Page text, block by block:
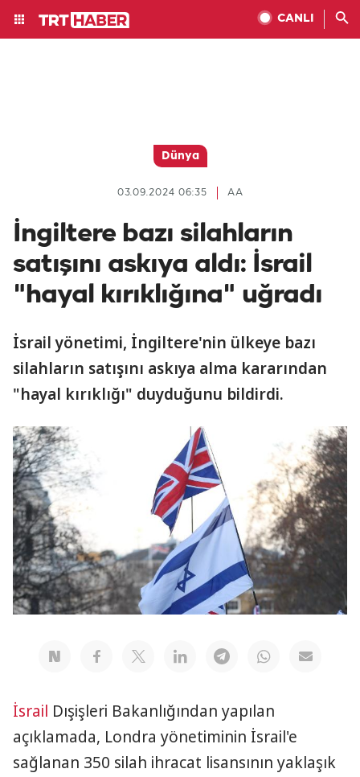
CANLI
Dünya
AA
03.09.2024 06:35
İngiltere bazı silahların
satışını askıya aldı: İsrail
"hayal kırıklığına" uğradı
İsrail yönetimi, İngiltere'nin ülkeye bazı
silahların satışını askıya alma kararından
"hayal kırıklığı" duyduğunu bildirdi.
İsrail Dışişleri Bakanlığından yapılan
açıklamada, Londra yönetiminin İsrail'e
sağlanan 350 silah ihracat lisansının yaklaşık